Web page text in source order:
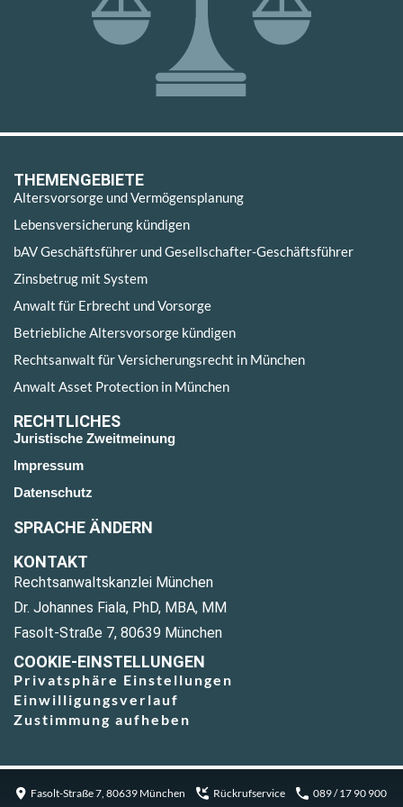
THEMENGEBIETE
Altersvorsorge und Vermögensplanung
Lebensversicherung kündigen
bAV Geschäftsführer und Gesellschafter-Geschäftsführer
Zinsbetrug mit System
Anwalt für Erbrecht und Vorsorge
Betriebliche Altersvorsorge kündigen
Rechtsanwalt für Versicherungsrecht in München
Anwalt Asset Protection in München
RECHTLICHES
Juristische Zweitmeinung
Impressum
Datenschutz
SPRACHE ÄNDERN
KONTAKT
Rechtsanwaltskanzlei München
Dr. Johannes Fiala, PhD, MBA, MM
Fasolt-Straße 7, 80639 München
COOKIE-EINSTELLUNGEN
Privatsphäre Einstellungen
Einwilligungsverlauf
Zustimmung aufheben
Fasolt-Straße 7, 80639 München Rückrufservice 089 / 17 90 900